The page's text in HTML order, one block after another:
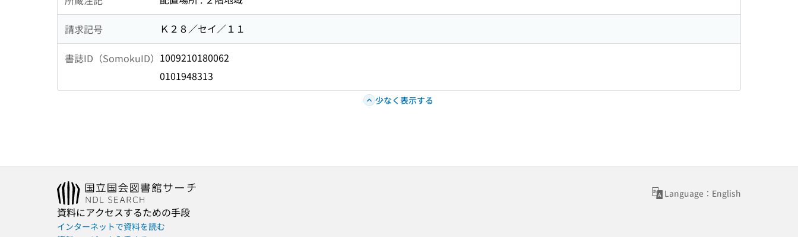
請求記号 Ｋ２８／セイ／１１
書誌ID（SomokuID） 1009210180062
0101948313
少なく表示する
Language：English
資料にアクセスするための手段
インターネットで資料を読む